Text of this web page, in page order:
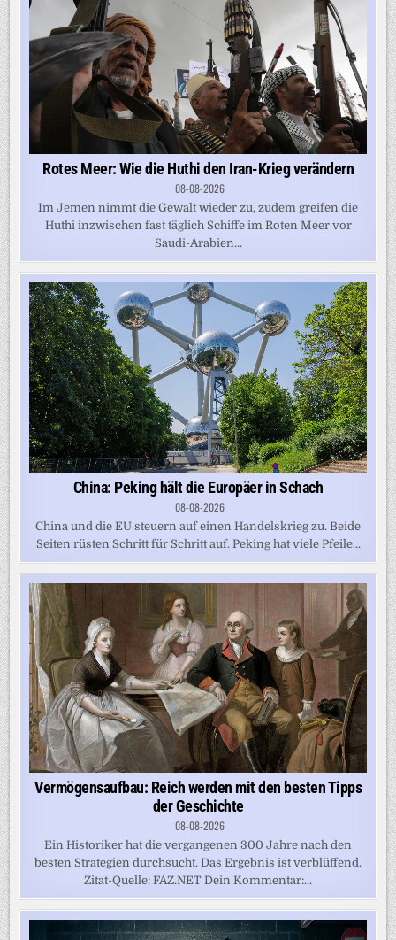
Rotes Meer: Wie die Huthi den Iran-Krieg verändern
08-08-2026
Im Jemen nimmt die Gewalt wieder zu, zudem greifen die
Huthi inzwischen fast täglich Schiffe im Roten Meer vor
Saudi-Arabien...
China: Peking hält die Europäer in Schach
08-08-2026
China und die EU steuern auf einen Handelskrieg zu. Beide
Seiten rüsten Schritt für Schritt auf. Peking hat viele Pfeile...
Vermögensaufbau: Reich werden mit den besten Tipps
der Geschichte
08-08-2026
Ein Historiker hat die vergangenen 300 Jahre nach den
besten Strategien durchsucht. Das Ergebnis ist verblüffend.
Zitat-Quelle: FAZ.NET Dein Kommentar:...